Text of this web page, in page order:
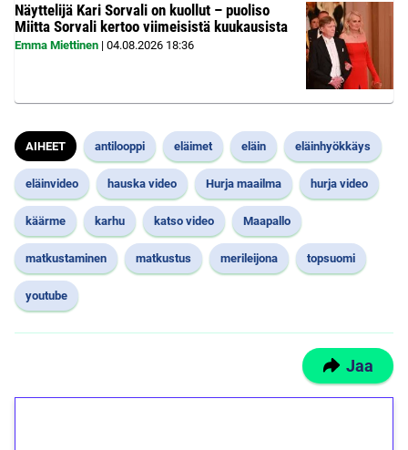
Näyttelijä Kari Sorvali on kuollut – puoliso
Miitta Sorvali kertoo viimeisistä kuukausista
Emma Miettinen | 04.08.2026 18:36
AIHEET antilooppi eläimet eläin eläinhyökkäys
eläinvideo hauska video Hurja maailma hurja video
käärme karhu katso video Maapallo
matkustaminen matkustus merileijona topsuomi
youtube
Jaa